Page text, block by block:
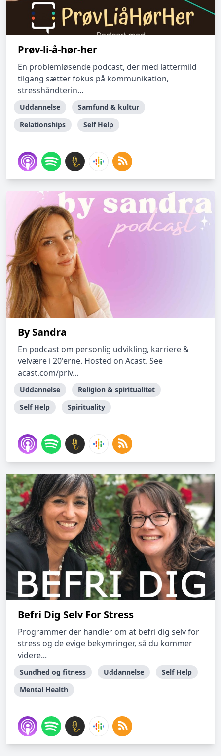
Prøv-li-å-hør-her
En problemløsende podcast, der med lattermild
tilgang sætter fokus på kommunikation,
stresshåndterin...
Uddannelse
Samfund & kultur
Relationships
Self Help
By Sandra
En podcast om personlig udvikling, karriere &
velvære i 20'erne. Hosted on Acast. See
acast.com/priv...
Uddannelse
Religion & spiritualitet
Self Help
Spirituality
Befri Dig Selv For Stress
Programmer der handler om at befri dig selv for
stress og de evige bekymringer, så du kommer
videre...
Sundhed og fitness Uddannelse
Self Help
Mental Health